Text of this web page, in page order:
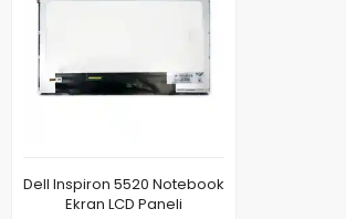
Dell Inspiron 5520 Notebook
Ekran LCD Paneli